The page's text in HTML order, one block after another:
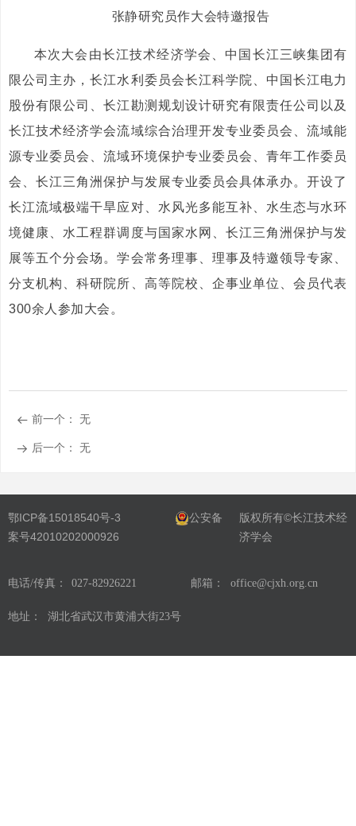
뀷 前一个： 无
뀠 后一个： 无
张静研究员作大会特邀报告
本次大会由长江技术经济学会、中国长江三峡集团有
限公司主办，长江水利委员会长江科学院、中国长江电力
股份有限公司、长江勘测规划设计研究有限责任公司以及
长江技术经济学会流域综合治理开发专业委员会、流域能
源专业委员会、流域环境保护专业委员会、青年工作委员
会、长江三角洲保护与发展专业委员会具体承办。开设了
长江流域极端干旱应对、水风光多能互补、水生态与水环
境健康、水工程群调度与国家水网、长江三角洲保护与发
展等五个分会场。学会常务理事、理事及特邀领导专家、
分支机构、科研院所、高等院校、企事业单位、会员代表
300余人参加大会。
鄂ICP备15018540号-3
公安备
案号42010202000926
版权所有©长江技术经
济学会
电话/传真： 027-82926221 邮箱： office@cjxh.org.cn
地址： 湖北省武汉市黄浦大街23号